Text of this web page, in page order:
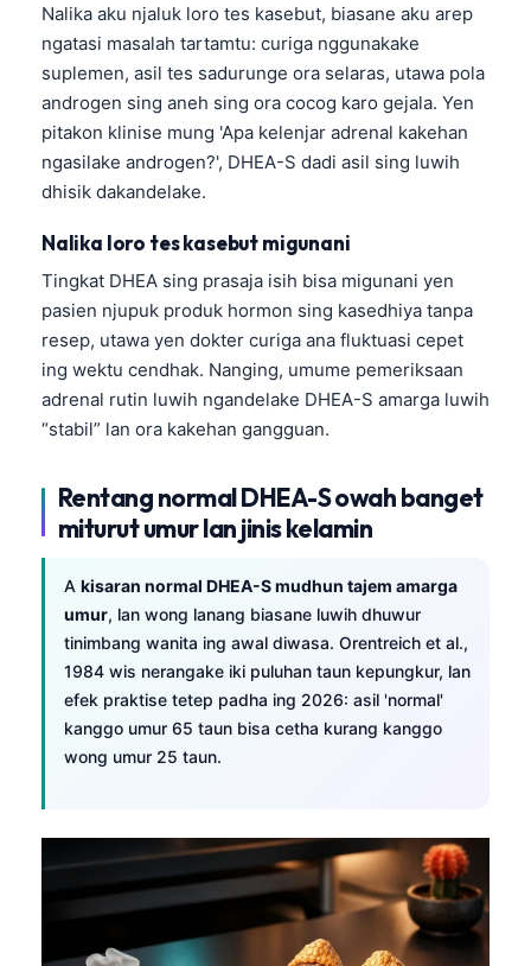
Nalika aku njaluk loro tes kasebut, biasane aku arep
ngatasi masalah tartamtu: curiga nggunakake
suplemen, asil tes sadurunge ora selaras, utawa pola
androgen sing aneh sing ora cocog karo gejala. Yen
pitakon klinise mung 'Apa kelenjar adrenal kakehan
ngasilake androgen?', DHEA-S dadi asil sing luwih
dhisik dakandelake.
Nalika loro tes kasebut migunani
Tingkat DHEA sing prasaja isih bisa migunani yen
pasien njupuk produk hormon sing kasedhiya tanpa
resep, utawa yen dokter curiga ana fluktuasi cepet
ing wektu cendhak. Nanging, umume pemeriksaan
adrenal rutin luwih ngandelake DHEA-S amarga luwih
“stabil” lan ora kakehan gangguan.
Rentang normal DHEA-S owah banget
miturut umur lan jinis kelamin
A kisaran normal DHEA-S mudhun tajem amarga
umur, lan wong lanang biasane luwih dhuwur
tinimbang wanita ing awal diwasa. Orentreich et al.,
1984 wis nerangake iki puluhan taun kepungkur, lan
efek praktise tetep padha ing 2026: asil 'normal'
kanggo umur 65 taun bisa cetha kurang kanggo
wong umur 25 taun.